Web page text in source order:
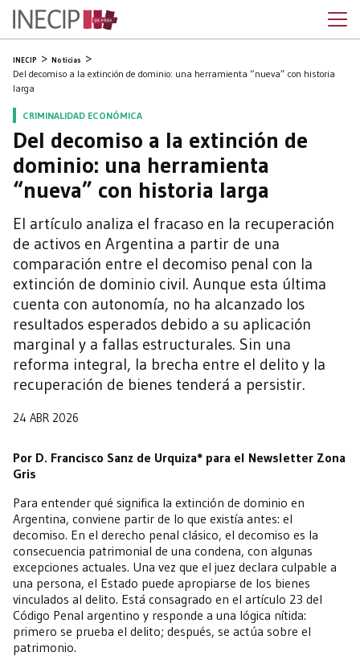
INECIP Noticias
Del decomiso a la extinción de dominio: una herramienta “nueva” con historia
larga
CRIMINALIDAD ECONÓMICA
Del decomiso a la extinción de
dominio: una herramienta
“nueva” con historia larga
El artículo analiza el fracaso en la recuperación
de activos en Argentina a partir de una
comparación entre el decomiso penal con la
extinción de dominio civil. Aunque esta última
cuenta con autonomía, no ha alcanzado los
resultados esperados debido a su aplicación
marginal y a fallas estructurales. Sin una
reforma integral, la brecha entre el delito y la
recuperación de bienes tenderá a persistir.
24 ABR 2026
Por D. Francisco Sanz de Urquiza* para el Newsletter Zona
Gris
Para entender qué significa la extinción de dominio en
Argentina, conviene partir de lo que existía antes: el
decomiso. En el derecho penal clásico, el decomiso es la
consecuencia patrimonial de una condena, con algunas
excepciones actuales. Una vez que el juez declara culpable a
una persona, el Estado puede apropiarse de los bienes
vinculados al delito. Está consagrado en el artículo 23 del
Código Penal argentino y responde a una lógica nítida:
primero se prueba el delito; después, se actúa sobre el
patrimonio.